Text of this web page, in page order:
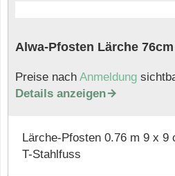
Alwa-Pfosten Lärche 76cm
Preise nach Anmeldung
Details anzeigen
Lärche-Pfosten 0.76 m 9 x 9
T-Stahlfuss